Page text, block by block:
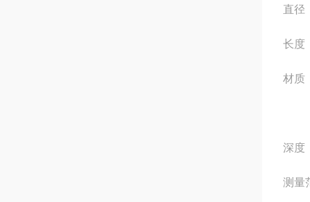
直径
长度
材质
深度
测量